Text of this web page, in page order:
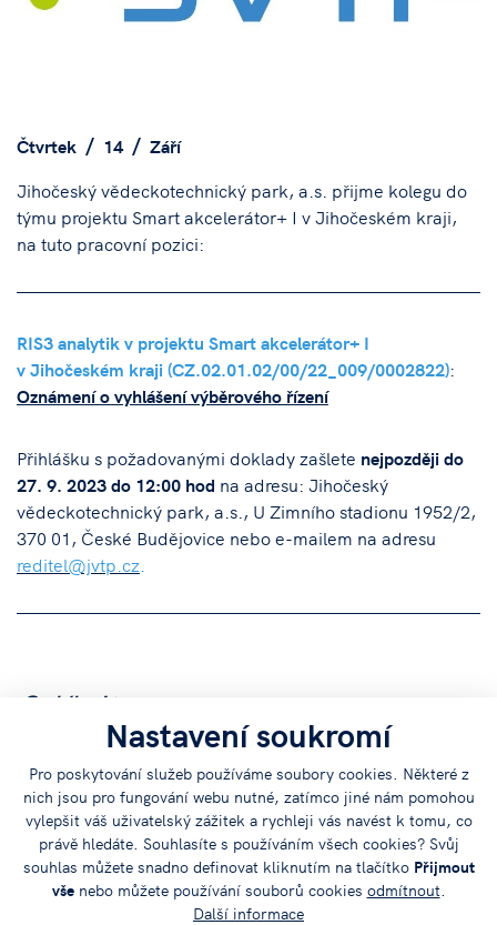
Nastavení soukromí
Pro poskytování služeb používáme soubory cookies. Některé z
nich jsou pro fungování webu nutné, zatímco jiné nám pomohou
vylepšit váš uživatelský zážitek a rychleji vás navést k tomu, co
právě hledáte. Souhlasíte s používáním všech cookies? Svůj
souhlas můžete snadno definovat kliknutím na tlačítko Přijmout
všenebo můžete používání souborů cookies odmítnout.
Další informace
Čtvrtek 14
Září
Jihočeský vědeckotechnický park, a.s. přijme kolegu do
týmu projektu Smart akcelerátor+ I v Jihočeském kraji,
na tuto pracovní pozici:
RIS3 analytik v projektu Smart akcelerátor+ I
v Jihočeském kraji (CZ.02.01.02/00/22_009/0002822):
Oznámení o vyhlášení výběrového řízení
Přihlášku s požadovanými doklady zašlete nejpozději do
27. 9. 2023 do 12:00 hod na adresu: Jihočeský
vědeckotechnický park, a.s., U Zimního stadionu 1952/2,
370 01, České Budějovice nebo e-mailem na adresu
reditel@jvtp.cz
Sdílejte
článek na: